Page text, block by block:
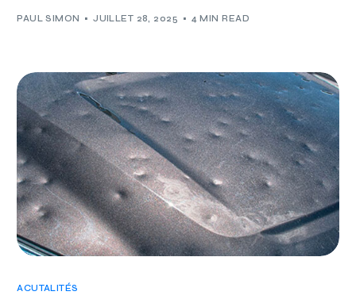
PAUL SIMON JUILLET 28, 2025 4 MIN READ
ACUTALITÉS